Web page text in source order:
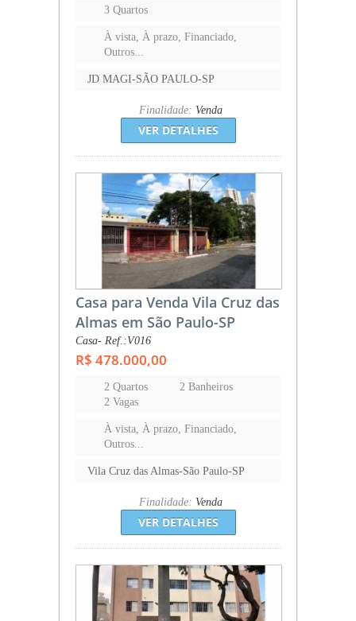
3 Quartos
À vista, À prazo, Financiado,
Outros...
JD MAGI-SÃO PAULO-SP
Finalidade: Venda
VER DETALHES
Casa para Venda Vila Cruz das
Almas em São Paulo-SP
Casa- Ref.:V016
R$ 478.000,00
2 Quartos
2 Banheiros
2 Vagas
À vista, À prazo, Financiado,
Outros...
Vila Cruz das Almas-São Paulo-SP
Finalidade: Venda
VER DETALHES